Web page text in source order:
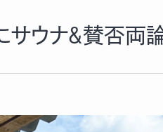
サウナ＆賛否両